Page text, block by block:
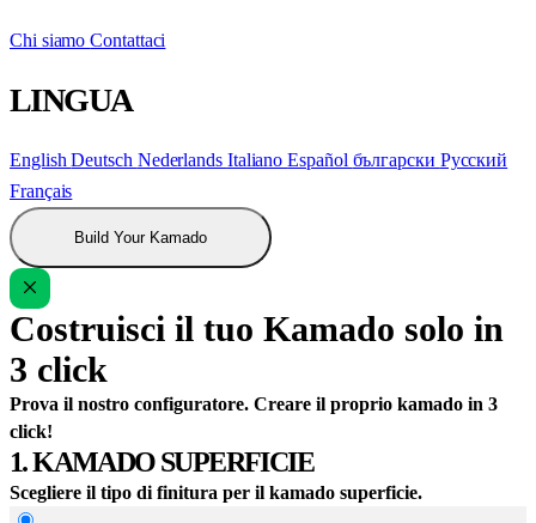
Chi siamoContattaci
LINGUA
EnglishDeutsch Nederlands ItalianoEspañol български Русский
Français
Build Your Kamado
Costruisci il tuo Kamado solo in
3 click
Prova il nostro configuratore. Creare il proprio kamado in 3
click!
1. KAMADO SUPERFICIE
Scegliere il tipo di finitura per il kamado superficie.